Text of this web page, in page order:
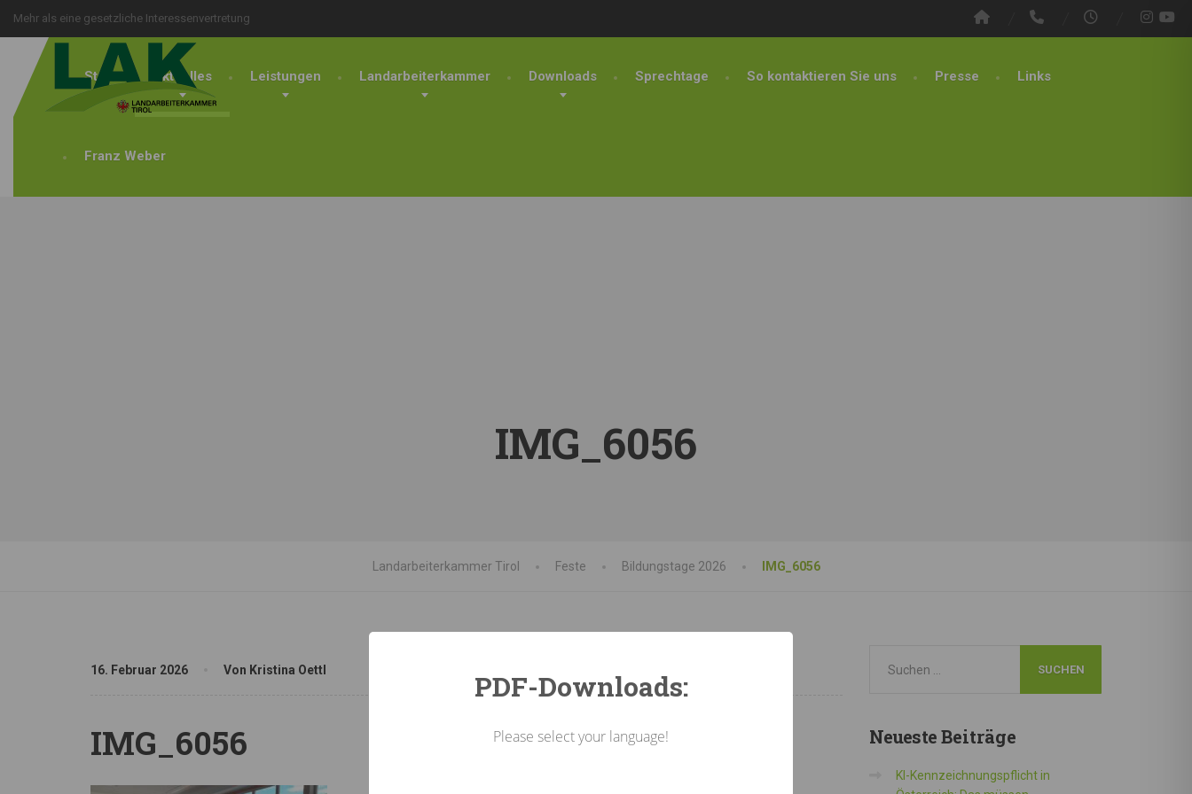
Mehr als eine gesetzliche Interessenvertretung
Start Aktuelles Leistungen Landarbeiterkammer Downloads Sprechtage So kontaktieren Sie uns Presse Links
Franz Weber
IMG_6056
Landarbeiterkammer Tirol Feste Bildungstage 2026 IMG_6056
16. Februar 2026 Von Kristina Oettl
IMG_6056 NeuesteBeiträge
KI-Kennzeichnungspflicht in
PDF-Downloads:
Please select your language!